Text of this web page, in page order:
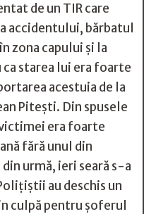
de un TIR care
accidentului, bărbatul
zona capului și la
starea lui era foarte
acestuia de la
Pitești. Din spusele
era foarte
fără unul din
urmă, ieri seară s-a
au deschis un
culpă pentru șoferul